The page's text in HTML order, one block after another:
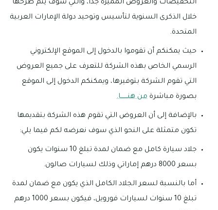
التخفيضات والعروض المميزة جدًا، والتي سوف يتم طرحها
خلال الذكرى السنوية لتأسيس وتوحيد دولة الإمارات العربية
المتحدة.
حيث يمكنكم أن تقوموا بالدخول إلى الموقع الإلكتروني
الرسمي الخاص بهذه الشركة للتعرف على جميع العروض
التي تقوم الشركة بتوفيرها، ويمكنكم الدخول إلى الموقع
بصورة مباشرة من هنـــــــا.
بالإضافة إلى أن العروض التي تقوم هذه الشركة بتقديمها
تكون متمثلة على النحو الذي سوف نعرضه لكم فيما يلي:
جلاد سيارة كامل مع ضمان لمدة تبلغ 10 سنوات يكون
بسعر 8000 درهم إماراتي وذلك لسيارات صالون.
أما بالنسبة لسعر الجلاد الكامل الذي يكون مع ضمان لمدة
تبلغ 10 سنوات لسيارات فورويل، فيكون بسعر 1000 درهم